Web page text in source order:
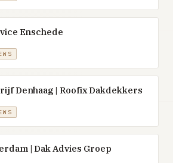
Enschede
Denhaag | Roofix Dakdekkers
| Dak Advies Groep